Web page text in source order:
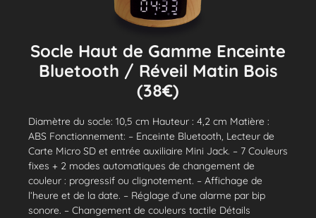
Socle Haut de Gamme Enceinte
Bluetooth / Réveil Matin Bois
(38€)
Diamètre du socle: 10,5 cm Hauteur : 4,2 cm Matière :
ABS Fonctionnement: – Enceinte Bluetooth, Lecteur de
Carte Micro SD et entrée auxiliaire Mini Jack. – 7 Couleurs
fixes + 2 modes automatiques de changement de
couleur : progressif ou clignotement. – Affichage de
l’heure et de la date. – Réglage d’une alarme par bip
sonore. – Changement de couleurs tactile Détails